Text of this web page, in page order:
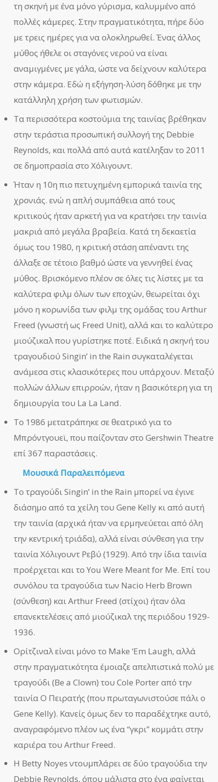
τη σκηνή με ένα μόνο γύρισμα, καλυμμένο από
πολλές κάμερες. Στην πραγματικότητα, πήρε δύο
με τρεις ημέρες για να ολοκληρωθεί. Ένας άλλος
μύθος ήθελε οι σταγόνες νερού να είναι
αναμιγμένες με γάλα, ώστε να δείχνουν καλύτερα
στην κάμερα. Εδώ η εξήγηση-λύση δόθηκε με την
κατάλληλη χρήση των φωτισμών.
Τα περισσότερα κοστούμια της ταινίας βρέθηκαν
στην τεράστια προσωπική συλλογή της Debbie
Reynolds, και πολλά από αυτά κατέληξαν το 2011
σε δημοπρασία στο Χόλιγουντ.
Ήταν η 10η πιο πετυχημένη εμπορικά ταινία της
χρονιάς. ενώ η απλή συμπάθεια από τους
κριτικούς ήταν αρκετή για να κρατήσει την ταινία
μακριά από μεγάλα βραβεία. Κατά τη δεκαετία
όμως του 1980, η κριτική στάση απέναντι της
άλλαξε σε τέτοιο βαθμό ώστε να γεννηθεί ένας
μύθος. Βρισκόμενο πλέον σε όλες τις λίστες με τα
καλύτερα φιλμ όλων των εποχών, θεωρείται όχι
μόνο η κορωνίδα των φιλμ της ομάδας του Arthur
Freed (γνωστή ως Freed Unit), αλλά και το καλύτερο
μιούζικαλ που γυρίστηκε ποτέ. Ειδικά η σκηνή του
τραγουδιού Singin’ in the Rain συγκαταλέγεται
ανάμεσα στις κλασικότερες που υπάρχουν. Μεταξύ
πολλών άλλων επιρροών, ήταν η βασικότερη για τη
δημιουργία του La La Land.
Το 1986 μετατράπηκε σε θεατρικό για το
Μπρόντγουεϊ, που παίζονταν στο Gershwin Theatre
επί 367 παραστάσεις.
Μουσικά Παραλειπόμενα
Το τραγούδι Singin’ in the Rain μπορεί να έγινε
διάσημο από τα χείλη του Gene Kelly κι από αυτή
την ταινία (αρχικά ήταν να ερμηνεύεται από όλη
την κεντρική τριάδα), αλλά είναι σύνθεση για την
ταινία Χόλιγουντ Ρεβύ (1929). Από την ίδια ταινία
προέρχεται και το You Were Meant for Me. Επί του
συνόλου τα τραγούδια των Nacio Herb Brown
(σύνθεση) και Arthur Freed (στίχοι) ήταν όλα
επανεκτελέσεις από μιούζικαλ της περιόδου 1929-
1936.
Ορίτζιναλ είναι μόνο το Make ‘Em Laugh, αλλά
στην πραγματικότητα έμοιαζε απελπιστικά πολύ με
τραγούδι (Be a Clown) του Cole Porter από την
ταινία Ο Πειρατής (που πρωταγωνιστούσε πάλι ο
Gene Kelly). Κανείς όμως δεν το παραδέχτηκε αυτό,
αναγραφόμενο πλέον ως ένα “γκρι” κομμάτι στην
καριέρα του Arthur Freed.
Η Betty Noyes ντουμπλάρει σε δύο τραγούδια την
Debbie Reynolds, όπου μάλιστα στο ένα φαίνεται